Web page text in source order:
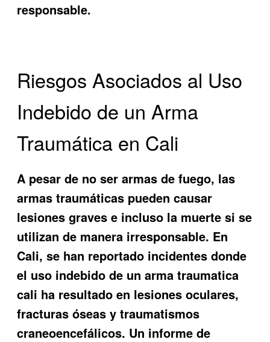
responsable.
Riesgos Asociados al Uso
Indebido de un Arma
Traumática en Cali
A pesar de no ser armas de fuego, las
armas traumáticas pueden causar
lesiones graves e incluso la muerte si se
utilizan de manera irresponsable. En
Cali, se han reportado incidentes donde
el uso indebido de un arma traumatica
cali ha resultado en lesiones oculares,
fracturas óseas y traumatismos
craneoencefálicos. Un informe de